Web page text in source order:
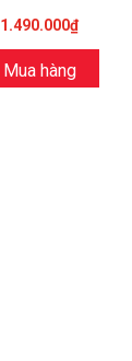
1.490.000₫
Mua hàng